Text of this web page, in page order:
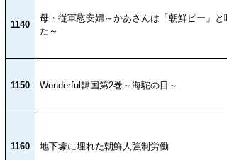
1140
母・従軍慰安婦～かあさんは「朝鮮ピー」と呼
た～
1150 Wonderful韓国第2巻～海駝の目～
1160 地下壕に埋れた朝鮮人強制労働